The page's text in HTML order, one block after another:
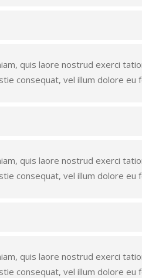
quis laore nostrud exerci
consequat, vel illum dolore eu
quis laore nostrud exerci
consequat, vel illum dolore eu
quis laore nostrud exerci
consequat, vel illum dolore eu